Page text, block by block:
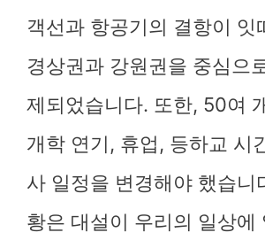
객선과 항공기의 결항이 잇
경상권과 강원권을 중심으
제되었습니다. 또한, 50여
개학 연기, 휴업, 등하교 시
사 일정을 변경해야 했습니
황은 대설이 우리의 일상에